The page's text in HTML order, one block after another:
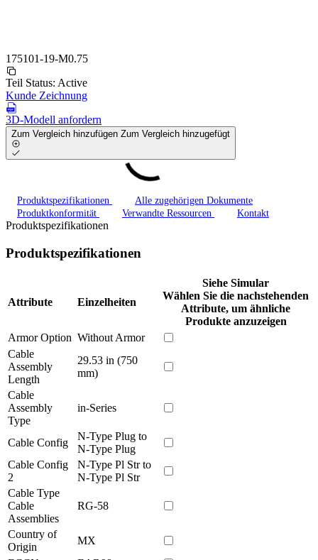
175101-19-M0.75
Teil Status: Active
Kunde Zeichnung
3D-Modell anfordern
Zum Vergleich hinzufügen Zum Vergleich hinzugefügt
Produktspezifikationen
Alle zugehörigen Dokumente
Produktkonformität
Verwandte Ressourcen Kontakt
Produktspezifikationen
Produktspezifikationen
Attribute Einzelheiten
Siehe Simular
Wählen Sie die nachstehenden
Attribute, um ähnliche
Produkte anzuzeigen
Armor Option Without Armor
Cable
Assembly
Length
29.53 in (750
mm)
Cable
Assembly
Type
in-Series
Cable Config
N-Type Plug to
N-Type Plug
Cable Config
2
N-Type Pl Str to
N-Type Pl Str
Cable Type
Cable
Assemblies
RG-58
Country of
Origin
MX